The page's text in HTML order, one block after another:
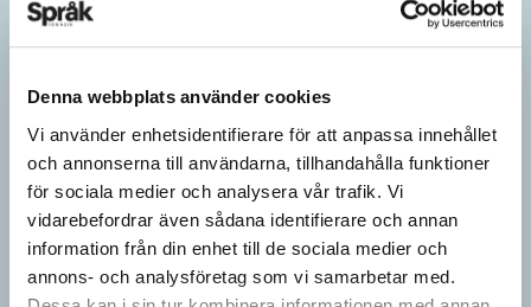
Denna webbplats använder cookies
Vi använder enhetsidentifierare för att anpassa innehållet
och annonserna till användarna, tillhandahålla funktioner
för sociala medier och analysera vår trafik. Vi
vidarebefordrar även sådana identifierare och annan
information från din enhet till de sociala medier och
annons- och analysföretag som vi samarbetar med.